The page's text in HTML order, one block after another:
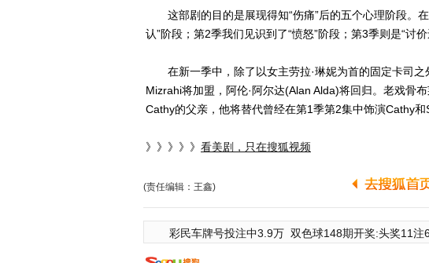
这部剧的目的是展现得知“伤痛”后的五个心理阶段。
认”阶段；第2季我们见识到了“愤怒”阶段；第3季则是“讨
在新一季中，除了以女主劳拉·琳妮为首的固定卡司之
Mizrahi将加盟，阿伦·阿尔达(Alan Alda)将回归。老戏骨
Cathy的父亲，他将替代曾经在第1季第2集中饰演Cathy和
》》》》》 看美剧，只在搜狐视频
(责任编辑：王鑫)
彩民车牌号投注中3.9万 双色球148期开奖:头奖11注